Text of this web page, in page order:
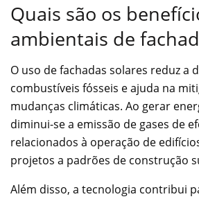
Quais são os
ambientais de
O uso de fachadas solares reduz a
combustíveis fósseis e ajuda na
mudanças climáticas. Ao gerar
diminui-se a emissão de gases de
relacionados à operação de
projetos a padrões de construção
Além disso, a tecnologia contribui